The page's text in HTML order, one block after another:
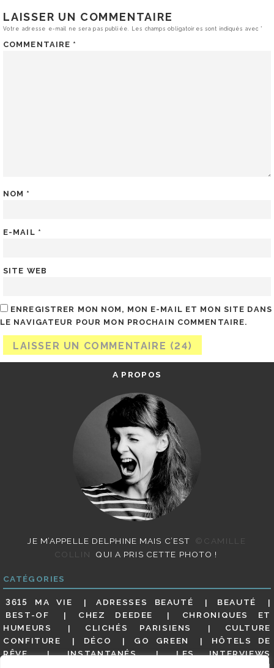
LAISSER UN COMMENTAIRE
Votre adresse e-mail ne sera pas publiée. Les champs obligatoires sont indiqués avec*
COMMENTAIRE *
NOM *
E-MAIL *
SITE WEB
ENREGISTRER MON NOM, MON E-MAIL ET MON SITE DANS
LE NAVIGATEUR POUR MON PROCHAIN COMMENTAIRE.
A PROPOS
JE M’APPELLE DELPHINE MAIS C’EST
©CAMILLE
COLLIN
QUI A PRIS CETTE PHOTO !
CATÉGORIES
3615 MA VIE ADRESSES BEAUTÉ
BEAUTÉ
BEST-OF
CHEZ DEEDEE
CHRONIQUES ET
HUMEURS
CLICHÉS PARISIENS
CULTURE
CONFITURE
DÉCO GO GREEN
HÔTELS DE
RÊVE
INSTANTANÉS
LES INTERVIEWS